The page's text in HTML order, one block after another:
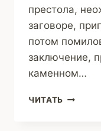
престола,
заговоре,
потом
заключение,
каменном…
ЧИТАТЬ